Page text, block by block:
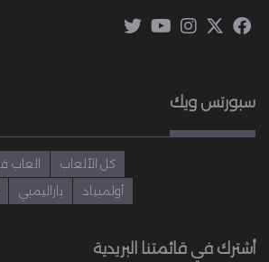
سبورتس ويك
العاب
كل الألعاب
باراليمبي أولمبياد
أشترك في قائمتنا البريدية